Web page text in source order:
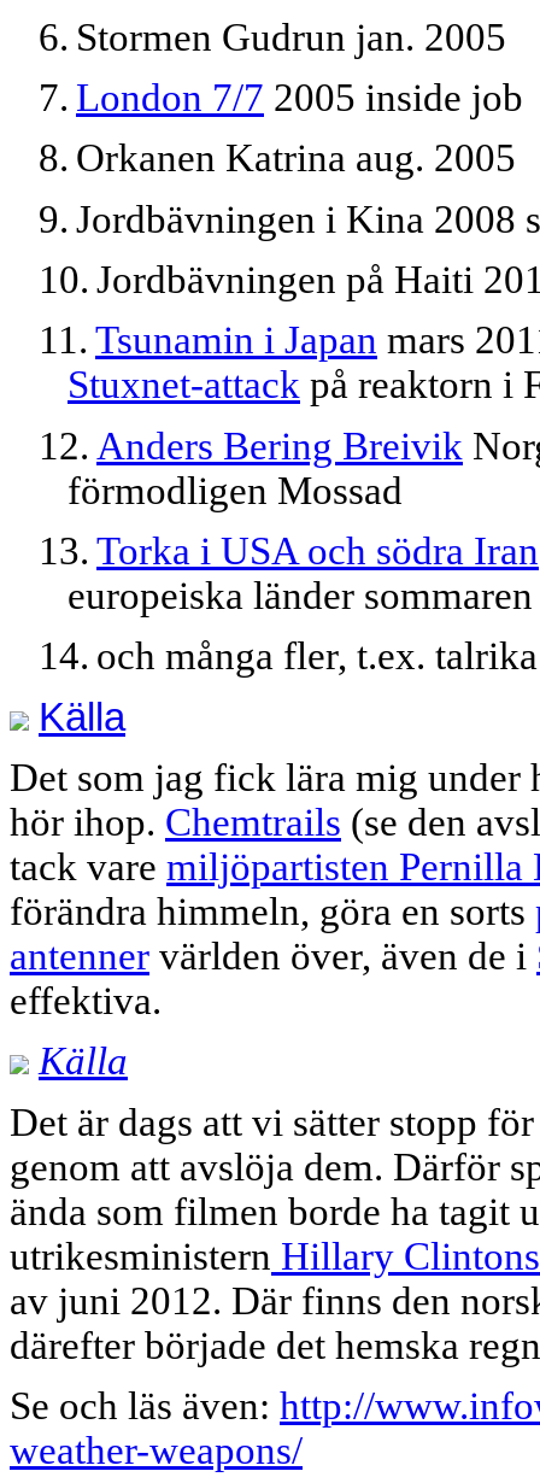
6. Stormen Gudrun jan. 2005
7. London 7/7 2005 inside job
8. Orkanen Katrina aug. 2005
9. Jordbävningen i Kina 2008
10. Jordbävningen på Haiti
11. Tsunamin i Japan mars
Stuxnet-attack på reaktorn i
12. Anders Bering Breivik
förmodligen Mossad
13. Torka i USA och södra Iran
europeiska länder
14. och många fler, t.ex.
Källa
Det som jag fick lära mig under
hör ihop. Chemtrails (se den
tack vare miljöpartisten Pernilla
förändra himmeln, göra en sorts
antenner världen över, även de i
effektiva.
Källa
Det är dags att vi sätter stopp
genom att avslöja dem. Därför
ända som filmen borde ha tagit
utrikesministern Hillary
av juni 2012. Där finns den
därefter började det hemska
Se och läs även: http://
weather-weapons/